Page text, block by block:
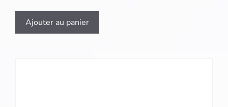
Ajouter au panier